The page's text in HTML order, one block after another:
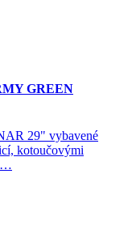
GREEN
29" vybavené
kotoučovými